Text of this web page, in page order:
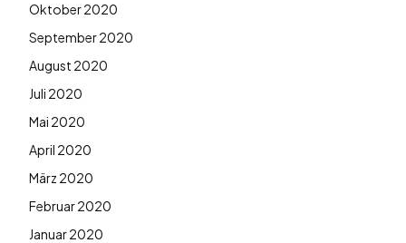
Oktober 2020
September 2020
August 2020
Juli 2020
Mai 2020
April 2020
März 2020
Februar 2020
Januar 2020